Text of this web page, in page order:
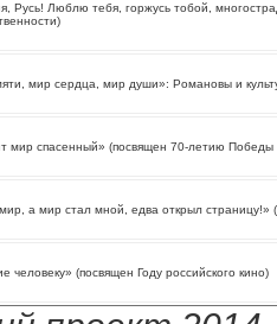
Русь! Люблю тебя, горжусь тобой,
мир сердца, мир души»: Романовы и
мир спасенный» (посвящен 70-летию Победы
а мир стал мной, едва открыл страницу!»
человеку» (посвящен Году российского кино)